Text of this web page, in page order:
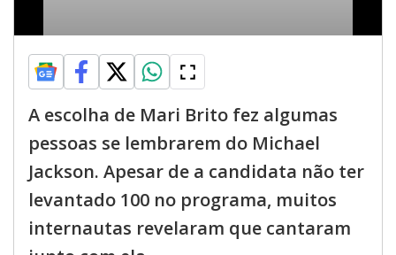
A escolha de Mari Brito fez algumas
pessoas se lembrarem do Michael
Jackson. Apesar de a candidata não ter
levantado 100 no programa, muitos
internautas revelaram que cantaram